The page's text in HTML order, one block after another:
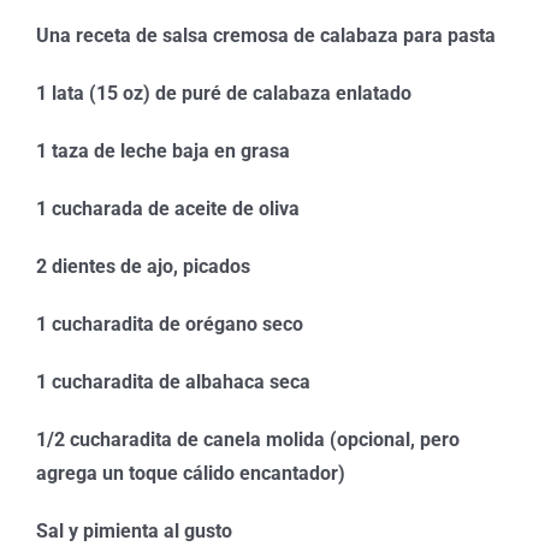
Una receta de salsa cremosa de calabaza para pasta
1 lata (15 oz) de puré de calabaza enlatado
1 taza de leche baja en grasa
1 cucharada de aceite de oliva
2 dientes de ajo, picados
1 cucharadita de orégano seco
1 cucharadita de albahaca seca
1/2 cucharadita de canela molida (opcional, pero
agrega un toque cálido encantador)
Sal y pimienta al gusto